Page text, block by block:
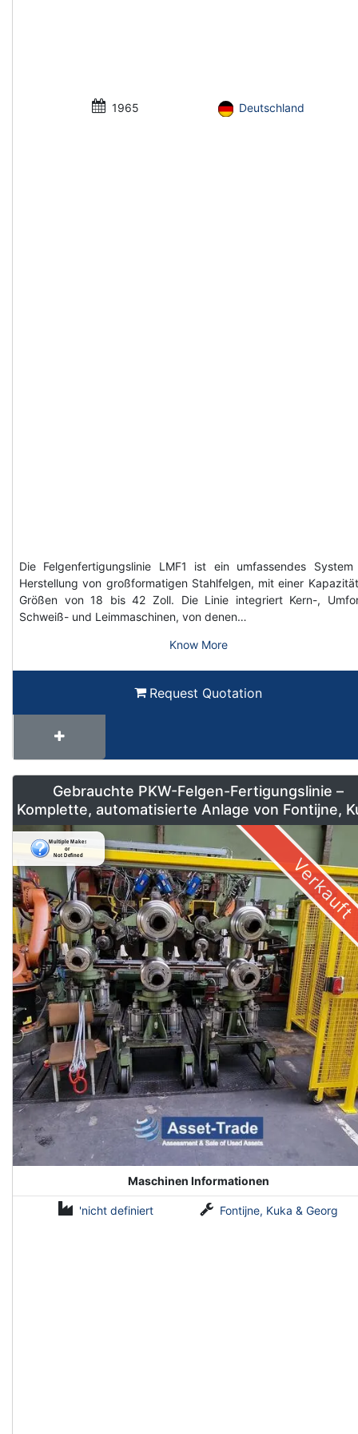
1965 Deutschland
Die Felgenfertigungslinie LMF1 ist ein umfassendes
Herstellung von großformatigen Stahlfelgen, mit einer
Größen von 18 bis 42 Zoll. Die Linie integriert Kern-,
Schweiß- und Leimmaschinen, von denen…
Know More
Request Quotation
Gebrauchte PKW-Felgen-Fertigungslinie –
Komplette, automatisierte Anlage von Fontijne,
& Georg
Verkauft
Maschinen Informationen
'nicht definiert Fontijne, Kuka & Georg